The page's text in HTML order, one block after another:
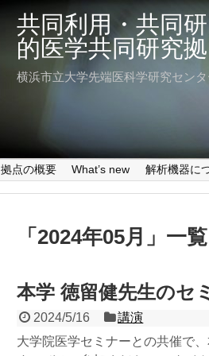
共同利用・共同
的医学共同研究
横浜市立大学先端医科学研究センタ
拠点の概要 What’s new 解析機器に
「 2024年05月 」 一覧
本学 徳留健先生のセ
2024/5/16
講演
大学院医学セミナーとの共催で